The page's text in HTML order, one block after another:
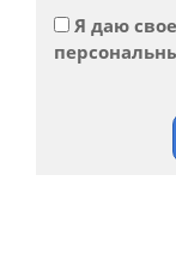
Я даю